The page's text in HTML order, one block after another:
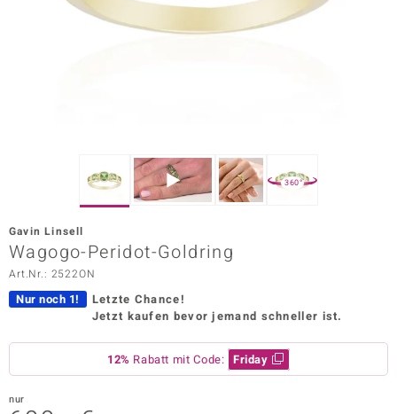
Vogue
Paraíso
360°
Gavin Linsell
Wagogo-Peridot-Goldring
Art.Nr.: 2522ON
Nur noch 1!
Letzte Chance!
Jetzt kaufen bevor jemand schneller ist.
12% Rabatt mit Code: Friday
nur